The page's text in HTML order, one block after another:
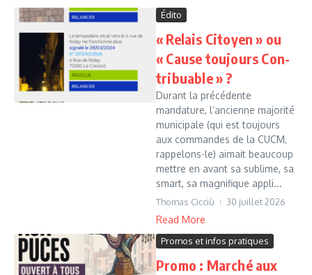
Édito
« Relais Citoyen » ou
« Cause toujours Con-
tribuable » ?
Durant la précédente
mandature, l’ancienne majorité
municipale (qui est toujours
aux commandes de la CUCM,
rappelons-le) aimait beaucoup
mettre en avant sa sublime, sa
smart, sa magnifique appli...
Thomas Cicciù 30 juillet 2026
Read More
Promos et infos pratiques
Promo : Marché aux